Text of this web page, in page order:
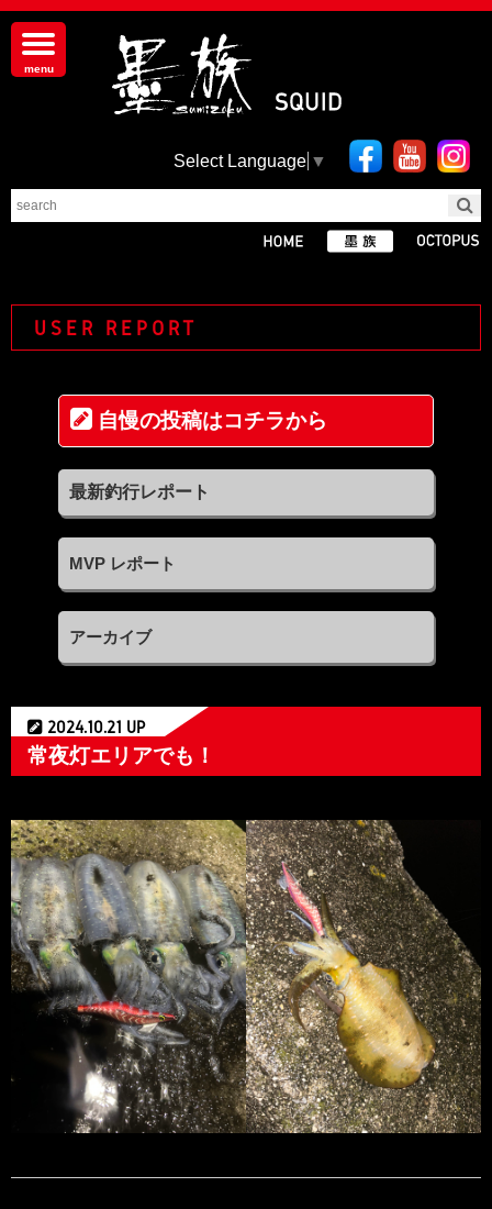
Select Language ▼
USER REPORT
自慢の投稿はコチラから
MVP レポート
アーカイブ
2024.10.21 UP
常夜灯エリアでも！